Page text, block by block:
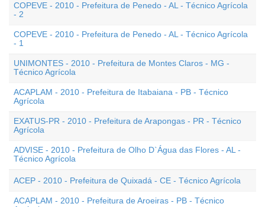
COPEVE - 2010 - Prefeitura de Penedo - AL - Técnico Agrícola
- 2
COPEVE - 2010 - Prefeitura de Penedo - AL - Técnico Agrícola
- 1
UNIMONTES - 2010 - Prefeitura de Montes Claros - MG -
Técnico Agrícola
ACAPLAM - 2010 - Prefeitura de Itabaiana - PB - Técnico
Agrícola
EXATUS-PR - 2010 - Prefeitura de Arapongas - PR - Técnico
Agrícola
ADVISE - 2010 - Prefeitura de Olho D`Água das Flores - AL -
Técnico Agrícola
ACEP - 2010 - Prefeitura de Quixadá - CE - Técnico Agrícola
ACAPLAM - 2010 - Prefeitura de Aroeiras - PB - Técnico